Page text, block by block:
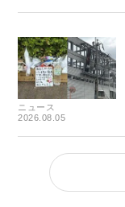
ニュース
2026.08.05